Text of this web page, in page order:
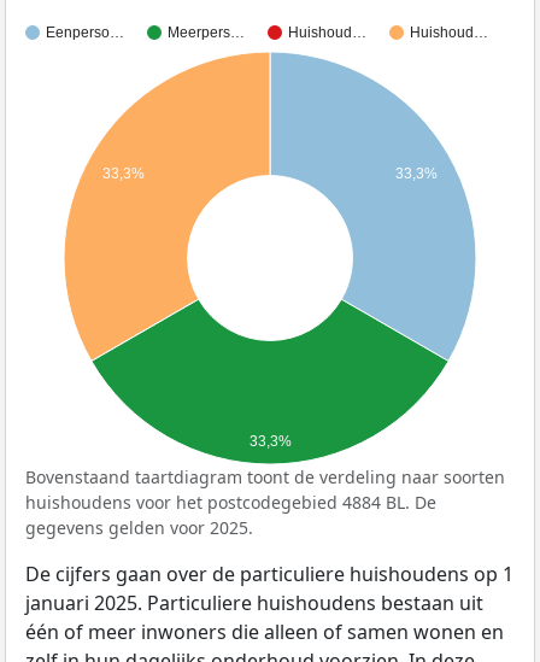
Eenperso… Meerpers… Huishoud… Huishoud…
33,3%
33,3%
33,3%
Bovenstaand taartdiagram toont de verdeling naar soorten
huishoudens voor het postcodegebied 4884 BL. De
gegevens gelden voor 2025.
De cijfers gaan over de particuliere huishoudens op 1
januari 2025. Particuliere huishoudens bestaan uit
één of meer inwoners die alleen of samen wonen en